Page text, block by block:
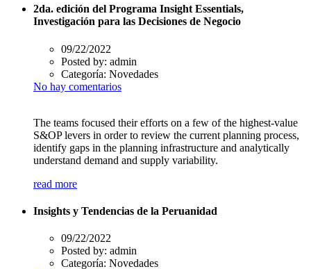
2da. edición del Programa Insight Essentials,
Investigación para las Decisiones de Negocio
09/22/2022
Posted by: admin
Categoría: Novedades
No hay comentarios
The teams focused their efforts on a few of the highest-value
S&OP levers in order to review the current planning process,
identify gaps in the planning infrastructure and analytically
understand demand and supply variability.
read more
Insights y Tendencias de la Peruanidad
09/22/2022
Posted by: admin
Categoría: Novedades